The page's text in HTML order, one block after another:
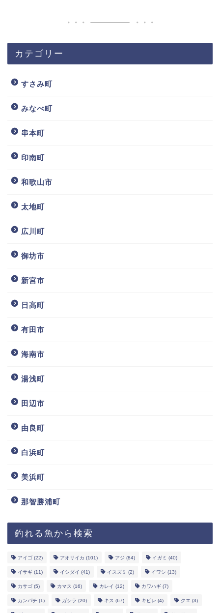
カテゴリー
すさみ町
みなべ町
串本町
印南町
和歌山市
太地町
広川町
御坊市
新宮市
日高町
有田市
海南市
湯浅町
田辺市
由良町
白浜町
美浜町
那智勝浦町
釣れる魚から検索
アイゴ (22) アオリイカ (101) アジ (84) イガミ (40)
イサギ (11) イシダイ (41) イスズミ (2) イワシ (13)
カサゴ (5) カマス (16) カレイ (12) カワハギ (7)
カンパチ (1) ガシラ (20) キス (67) キビレ (4) クエ (3)